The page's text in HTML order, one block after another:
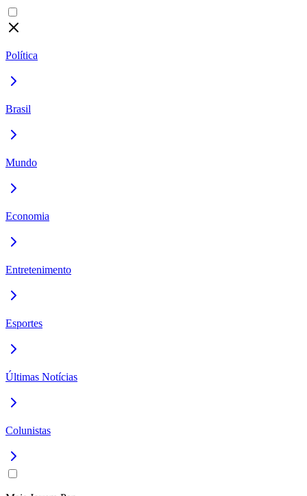
Política
Brasil
Mundo
Economia
Entretenimento
Esportes
Últimas Notícias
Colunistas